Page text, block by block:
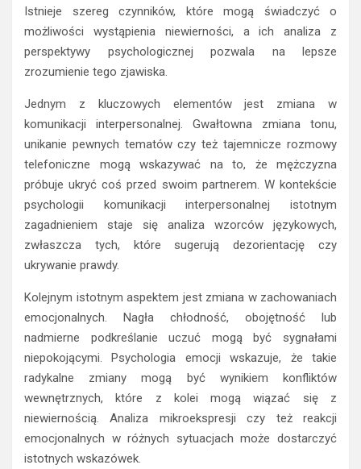
Istnieje szereg czynników, które mogą świadczyć o
możliwości wystąpienia niewierności, a ich analiza z
perspektywy psychologicznej pozwala na lepsze
zrozumienie tego zjawiska.
Jednym z kluczowych elementów jest zmiana w
komunikacji interpersonalnej. Gwałtowna zmiana tonu,
unikanie pewnych tematów czy też tajemnicze rozmowy
telefoniczne mogą wskazywać na to, że mężczyzna
próbuje ukryć coś przed swoim partnerem. W kontekście
psychologii komunikacji interpersonalnej istotnym
zagadnieniem staje się analiza wzorców językowych,
zwłaszcza tych, które sugerują dezorientację czy
ukrywanie prawdy.
Kolejnym istotnym aspektem jest zmiana w zachowaniach
emocjonalnych. Nagła chłodność, obojętność lub
nadmierne podkreślanie uczuć mogą być sygnałami
niepokojącymi. Psychologia emocji wskazuje, że takie
radykalne zmiany mogą być wynikiem konfliktów
wewnętrznych, które z kolei mogą wiązać się z
niewiernością. Analiza mikroekspresji czy też reakcji
emocjonalnych w różnych sytuacjach może dostarczyć
istotnych wskazówek.